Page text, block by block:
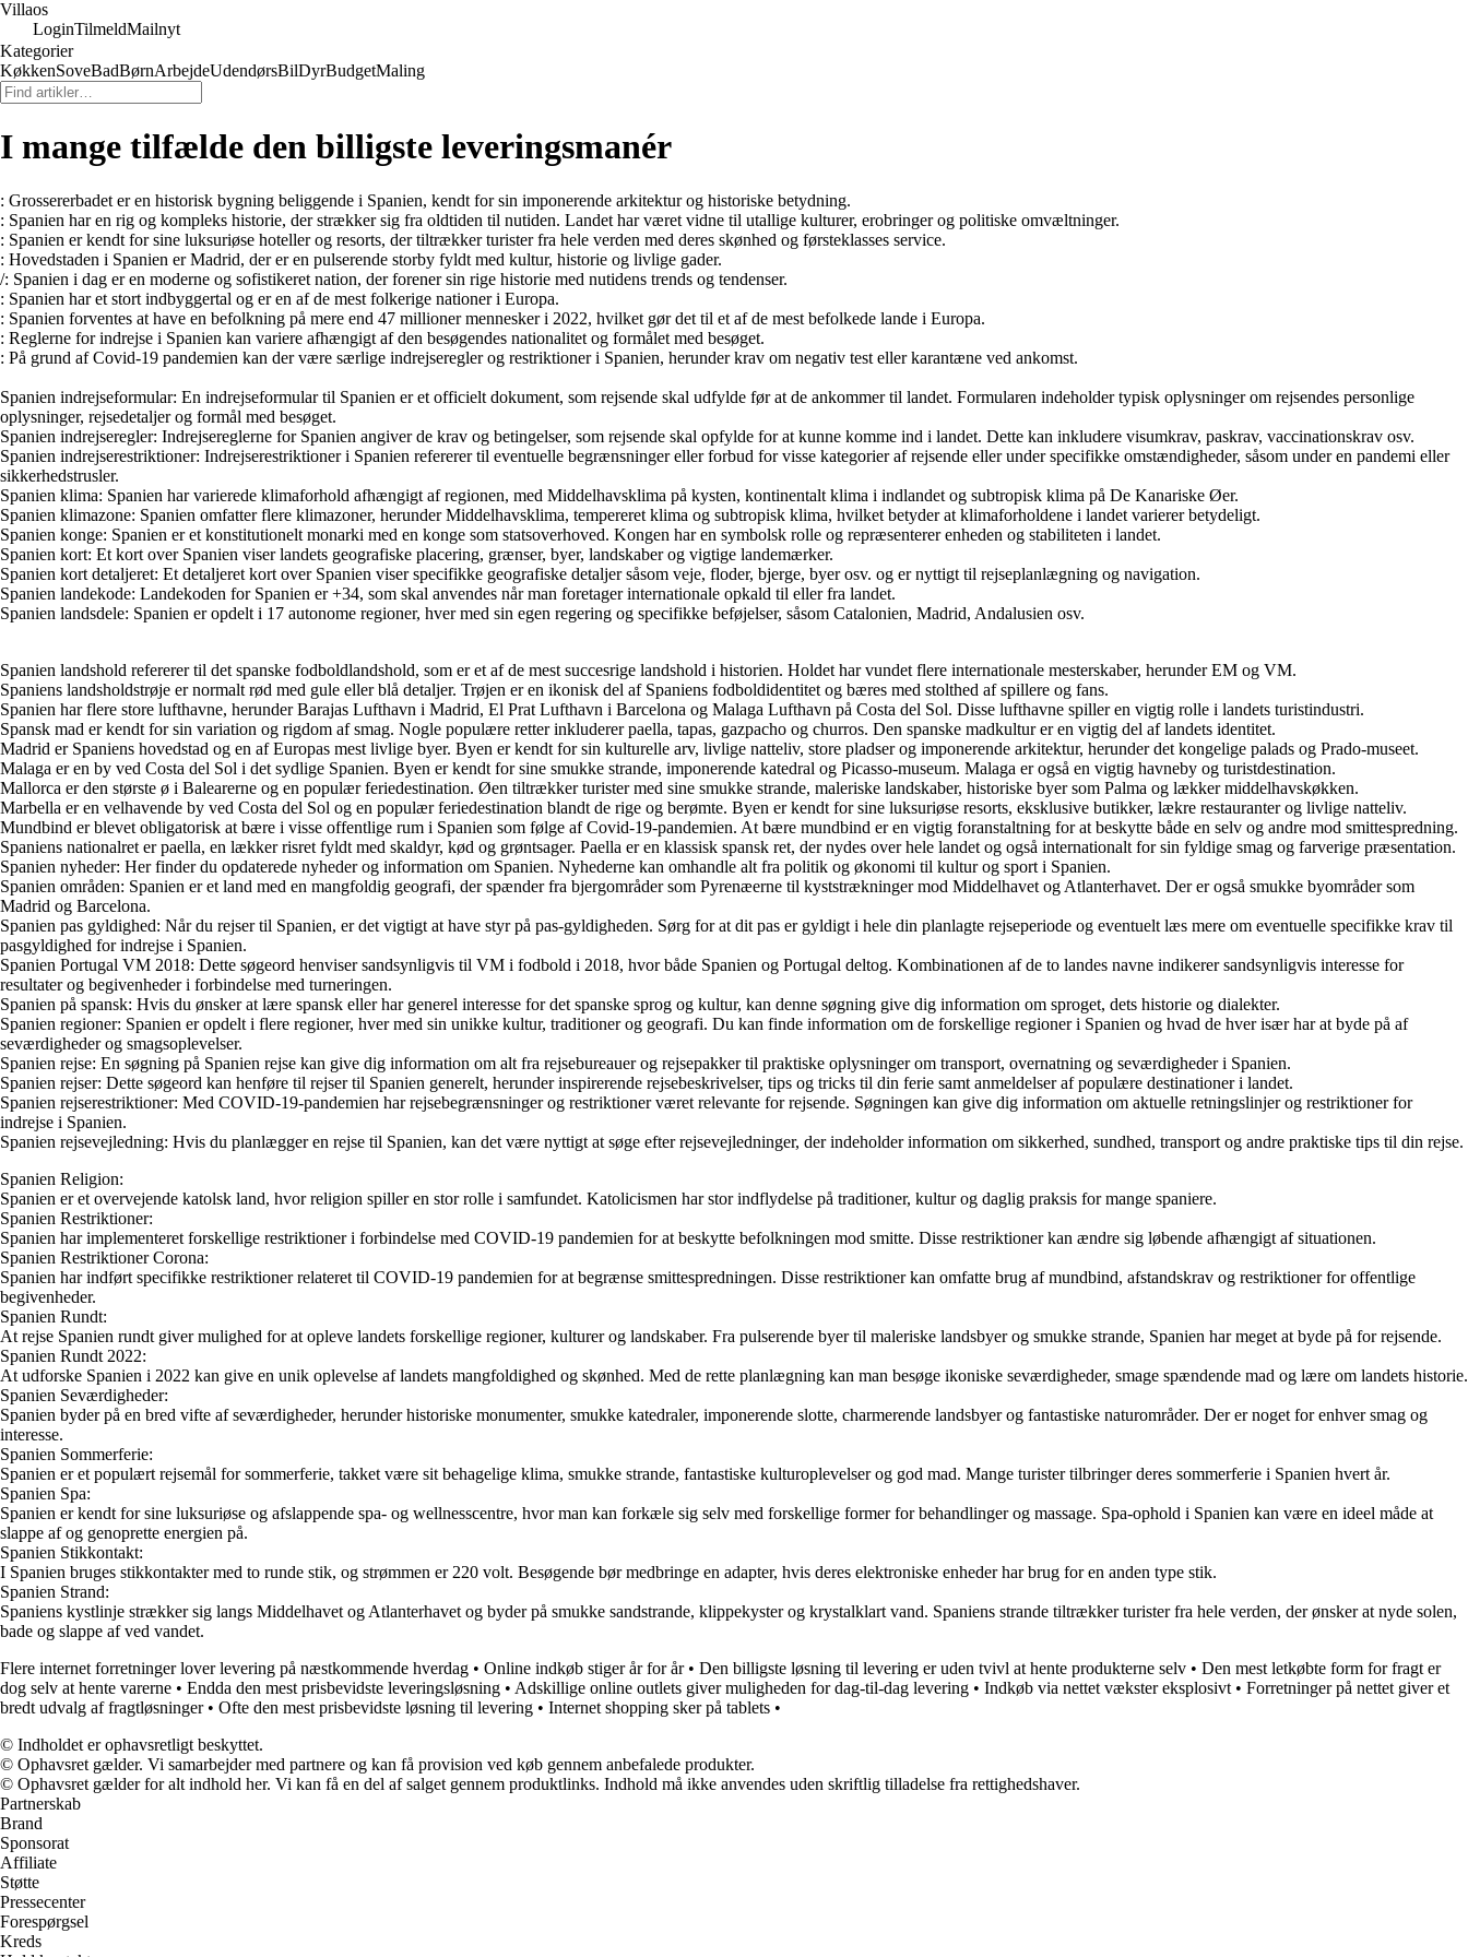
Villaos
LoginTilmeldMailnyt
Kategorier
KøkkenSoveBadBørnArbejdeUdendørsBilDyrBudgetMaling
I mange tilfælde den billigste leveringsmanér
: Grossererbadet er en historisk bygning beliggende i Spanien, kendt for sin imponerende arkitektur og historiske betydning.
: Spanien har en rig og kompleks historie, der strækker sig fra oldtiden til nutiden. Landet har været vidne til utallige kulturer, erobringer og politiske omvæltninger.
: Spanien er kendt for sine luksuriøse hoteller og resorts, der tiltrækker turister fra hele verden med deres skønhed og førsteklasses service.
: Hovedstaden i Spanien er Madrid, der er en pulserende storby fyldt med kultur, historie og livlige gader.
/: Spanien i dag er en moderne og sofistikeret nation, der forener sin rige historie med nutidens trends og tendenser.
: Spanien har et stort indbyggertal og er en af de mest folkerige nationer i Europa.
: Spanien forventes at have en befolkning på mere end 47 millioner mennesker i 2022, hvilket gør det til et af de mest befolkede lande i Europa.
: Reglerne for indrejse i Spanien kan variere afhængigt af den besøgendes nationalitet og formålet med besøget.
: På grund af Covid-19 pandemien kan der være særlige indrejseregler og restriktioner i Spanien, herunder krav om negativ test eller karantæne ved ankomst.
Spanien indrejseformular: En indrejseformular til Spanien er et officielt dokument, som rejsende skal udfylde før at de ankommer til landet. Formularen indeholder typisk oplysninger om rejsendes personlige
oplysninger, rejsedetaljer og formål med besøget.
Spanien indrejseregler: Indrejsereglerne for Spanien angiver de krav og betingelser, som rejsende skal opfylde for at kunne komme ind i landet. Dette kan inkludere visumkrav, paskrav, vaccinationskrav osv.
Spanien indrejserestriktioner: Indrejserestriktioner i Spanien refererer til eventuelle begrænsninger eller forbud for visse kategorier af rejsende eller under specifikke omstændigheder, såsom under en pandemi eller
sikkerhedstrusler.
Spanien klima: Spanien har varierede klimaforhold afhængigt af regionen, med Middelhavsklima på kysten, kontinentalt klima i indlandet og subtropisk klima på De Kanariske Øer.
Spanien klimazone: Spanien omfatter flere klimazoner, herunder Middelhavsklima, tempereret klima og subtropisk klima, hvilket betyder at klimaforholdene i landet varierer betydeligt.
Spanien konge: Spanien er et konstitutionelt monarki med en konge som statsoverhoved. Kongen har en symbolsk rolle og repræsenterer enheden og stabiliteten i landet.
Spanien kort: Et kort over Spanien viser landets geografiske placering, grænser, byer, landskaber og vigtige landemærker.
Spanien kort detaljeret: Et detaljeret kort over Spanien viser specifikke geografiske detaljer såsom veje, floder, bjerge, byer osv. og er nyttigt til rejseplanlægning og navigation.
Spanien landekode: Landekoden for Spanien er +34, som skal anvendes når man foretager internationale opkald til eller fra landet.
Spanien landsdele: Spanien er opdelt i 17 autonome regioner, hver med sin egen regering og specifikke beføjelser, såsom Catalonien, Madrid, Andalusien osv.
Spanien landshold refererer til det spanske fodboldlandshold, som er et af de mest succesrige landshold i historien. Holdet har vundet flere internationale mesterskaber, herunder EM og VM.
Spaniens landsholdstrøje er normalt rød med gule eller blå detaljer. Trøjen er en ikonisk del af Spaniens fodboldidentitet og bæres med stolthed af spillere og fans.
Spanien har flere store lufthavne, herunder Barajas Lufthavn i Madrid, El Prat Lufthavn i Barcelona og Malaga Lufthavn på Costa del Sol. Disse lufthavne spiller en vigtig rolle i landets turistindustri.
Spansk mad er kendt for sin variation og rigdom af smag. Nogle populære retter inkluderer paella, tapas, gazpacho og churros. Den spanske madkultur er en vigtig del af landets identitet.
Madrid er Spaniens hovedstad og en af Europas mest livlige byer. Byen er kendt for sin kulturelle arv, livlige natteliv, store pladser og imponerende arkitektur, herunder det kongelige palads og Prado-museet.
Malaga er en by ved Costa del Sol i det sydlige Spanien. Byen er kendt for sine smukke strande, imponerende katedral og Picasso-museum. Malaga er også en vigtig havneby og turistdestination.
Mallorca er den største ø i Balearerne og en populær feriedestination. Øen tiltrækker turister med sine smukke strande, maleriske landskaber, historiske byer som Palma og lækker middelhavskøkken.
Marbella er en velhavende by ved Costa del Sol og en populær feriedestination blandt de rige og berømte. Byen er kendt for sine luksuriøse resorts, eksklusive butikker, lækre restauranter og livlige natteliv.
Mundbind er blevet obligatorisk at bære i visse offentlige rum i Spanien som følge af Covid-19-pandemien. At bære mundbind er en vigtig foranstaltning for at beskytte både en selv og andre mod smittespredning.
Spaniens nationalret er paella, en lækker risret fyldt med skaldyr, kød og grøntsager. Paella er en klassisk spansk ret, der nydes over hele landet og også internationalt for sin fyldige smag og farverige præsentation.
Spanien nyheder: Her finder du opdaterede nyheder og information om Spanien. Nyhederne kan omhandle alt fra politik og økonomi til kultur og sport i Spanien.
Spanien områden: Spanien er et land med en mangfoldig geografi, der spænder fra bjergområder som Pyrenæerne til kyststrækninger mod Middelhavet og Atlanterhavet. Der er også smukke byområder som
Madrid og Barcelona.
Spanien pas gyldighed: Når du rejser til Spanien, er det vigtigt at have styr på pas-gyldigheden. Sørg for at dit pas er gyldigt i hele din planlagte rejseperiode og eventuelt læs mere om eventuelle specifikke krav til
pasgyldighed for indrejse i Spanien.
Spanien Portugal VM 2018: Dette søgeord henviser sandsynligvis til VM i fodbold i 2018, hvor både Spanien og Portugal deltog. Kombinationen af de to landes navne indikerer sandsynligvis interesse for
resultater og begivenheder i forbindelse med turneringen.
Spanien på spansk: Hvis du ønsker at lære spansk eller har generel interesse for det spanske sprog og kultur, kan denne søgning give dig information om sproget, dets historie og dialekter.
Spanien regioner: Spanien er opdelt i flere regioner, hver med sin unikke kultur, traditioner og geografi. Du kan finde information om de forskellige regioner i Spanien og hvad de hver især har at byde på af
seværdigheder og smagsoplevelser.
Spanien rejse: En søgning på Spanien rejse kan give dig information om alt fra rejsebureauer og rejsepakker til praktiske oplysninger om transport, overnatning og seværdigheder i Spanien.
Spanien rejser: Dette søgeord kan henføre til rejser til Spanien generelt, herunder inspirerende rejsebeskrivelser, tips og tricks til din ferie samt anmeldelser af populære destinationer i landet.
Spanien rejserestriktioner: Med COVID-19-pandemien har rejsebegrænsninger og restriktioner været relevante for rejsende. Søgningen kan give dig information om aktuelle retningslinjer og restriktioner for
indrejse i Spanien.
Spanien rejsevejledning: Hvis du planlægger en rejse til Spanien, kan det være nyttigt at søge efter rejsevejledninger, der indeholder information om sikkerhed, sundhed, transport og andre praktiske tips til din rejse.
Spanien Religion:
Spanien er et overvejende katolsk land, hvor religion spiller en stor rolle i samfundet. Katolicismen har stor indflydelse på traditioner, kultur og daglig praksis for mange spaniere.
Spanien Restriktioner:
Spanien har implementeret forskellige restriktioner i forbindelse med COVID-19 pandemien for at beskytte befolkningen mod smitte. Disse restriktioner kan ændre sig løbende afhængigt af situationen.
Spanien Restriktioner Corona:
Spanien har indført specifikke restriktioner relateret til COVID-19 pandemien for at begrænse smittespredningen. Disse restriktioner kan omfatte brug af mundbind, afstandskrav og restriktioner for offentlige
begivenheder.
Spanien Rundt:
At rejse Spanien rundt giver mulighed for at opleve landets forskellige regioner, kulturer og landskaber. Fra pulserende byer til maleriske landsbyer og smukke strande, Spanien har meget at byde på for rejsende.
Spanien Rundt 2022:
At udforske Spanien i 2022 kan give en unik oplevelse af landets mangfoldighed og skønhed. Med de rette planlægning kan man besøge ikoniske seværdigheder, smage spændende mad og lære om landets historie.
Spanien Seværdigheder:
Spanien byder på en bred vifte af seværdigheder, herunder historiske monumenter, smukke katedraler, imponerende slotte, charmerende landsbyer og fantastiske naturområder. Der er noget for enhver smag og
interesse.
Spanien Sommerferie:
Spanien er et populært rejsemål for sommerferie, takket være sit behagelige klima, smukke strande, fantastiske kulturoplevelser og god mad. Mange turister tilbringer deres sommerferie i Spanien hvert år.
Spanien Spa:
Spanien er kendt for sine luksuriøse og afslappende spa- og wellnesscentre, hvor man kan forkæle sig selv med forskellige former for behandlinger og massage. Spa-ophold i Spanien kan være en ideel måde at
slappe af og genoprette energien på.
Spanien Stikkontakt:
I Spanien bruges stikkontakter med to runde stik, og strømmen er 220 volt. Besøgende bør medbringe en adapter, hvis deres elektroniske enheder har brug for en anden type stik.
Spanien Strand:
Spaniens kystlinje strækker sig langs Middelhavet og Atlanterhavet og byder på smukke sandstrande, klippekyster og krystalklart vand. Spaniens strande tiltrækker turister fra hele verden, der ønsker at nyde solen,
bade og slappe af ved vandet.
Flere internet forretninger lover levering på næstkommende hverdag • Online indkøb stiger år for år• Den billigste løsning til levering er uden tvivl at hente produkterne selv • Den mest letkøbte form for fragt er
dog selv at hente varerne • Endda den mest prisbevidste leveringsløsning • Adskillige online outlets giver muligheden for dag-til-dag levering • Indkøb via nettet vækster eksplosivt • Forretninger på nettet giver et
bredt udvalg af fragtløsninger• Ofte den mest prisbevidste løsning til levering • Internet shopping sker på tablets •
© Indholdet er ophavsretligt beskyttet.
© Ophavsret gælder. Vi samarbejder med partnere og kan få provision ved køb gennem anbefalede produkter.
© Ophavsret gælder for alt indhold her. Vi kan få en del af salget gennem produktlinks. Indhold må ikke anvendes uden skriftlig tilladelse fra rettighedshaver.
Partnerskab
Brand
Sponsorat
Affiliate
Støtte
Pressecenter
Forespørgsel
Kreds